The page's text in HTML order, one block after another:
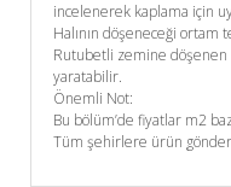
incelenerek kaplama için
Halının döşeneceği ortam
Rutubetli zemine döşenen
yaratabilir.
Önemli Not:
Bu bölüm’de fiyatlar m2
Tüm şehirlere ürün